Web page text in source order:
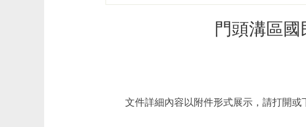
門頭溝區
文件詳細內容以附件形式展示，請打開或